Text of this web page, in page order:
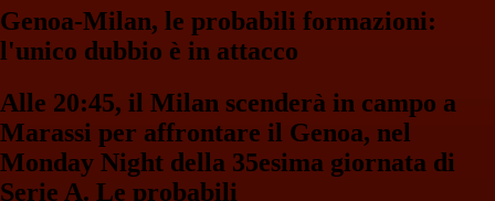
Genoa-Milan, le probabili formazioni:
l'unico dubbio è in attacco
Alle 20:45, il Milan scenderà in campo a
Marassi per affrontare il Genoa, nel
Monday Night della 35esima giornata di
Serie A. Le probabili